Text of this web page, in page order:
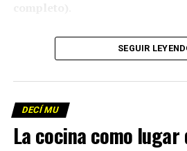
Descargar los archivos de audio:
Descargar el programa
La reproducción de este programa
que mandar un mail a
emitir todos los programas de
SEGUIR
DECÍ MU
La cocina como